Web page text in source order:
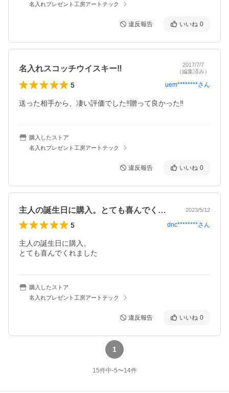
名入れプレゼント工房アートテック
違反報告 いいね 0
名入れスコッチウイスキー‼
2017/7/7
（編集済み）
5 uem********さん
送った相手から、凄い評価でした‼贈って良かった‼
購入したストア
名入れプレゼント工房アートテック
違反報告 いいね 0
主人の誕生日に購入。とても喜んでくれま… 2023/5/12
5 dnc********さん
主人の誕生日に購入。
とても喜んでくれました
購入したストア
名入れプレゼント工房アートテック
違反報告 いいね 0
1
15件中-5〜14件